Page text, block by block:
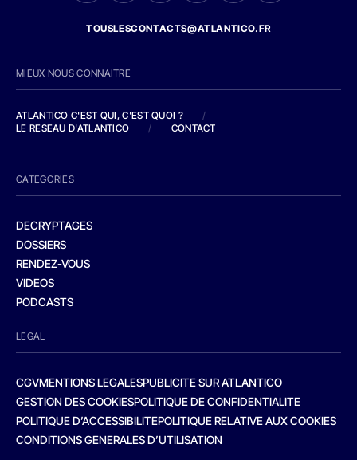
TOUSLESCONTACTS@ATLANTICO.FR
MIEUX NOUS CONNAITRE
ATLANTICO C'EST QUI, C'EST QUOI ?
/
LE RESEAU D'ATLANTICO
/ CONTACT
CATEGORIES
DECRYPTAGES
DOSSIERS
RENDEZ-VOUS
VIDEOS
PODCASTS
LEGAL
CGVMENTIONS LEGALESPUBLICITE SUR ATLANTICO
GESTION DES COOKIESPOLITIQUE DE CONFIDENTIALITE
POLITIQUE D’ACCESSIBILITEPOLITIQUE RELATIVE AUX COOKIES
CONDITIONS GENERALES D’UTILISATION